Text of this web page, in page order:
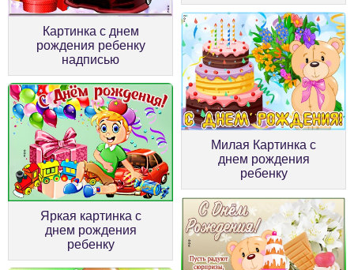
Картинка с днем
рождения ребенку
надписью
Милая Картинка с
днем рождения
ребенку
Яркая картинка с
днем рождения
ребенку